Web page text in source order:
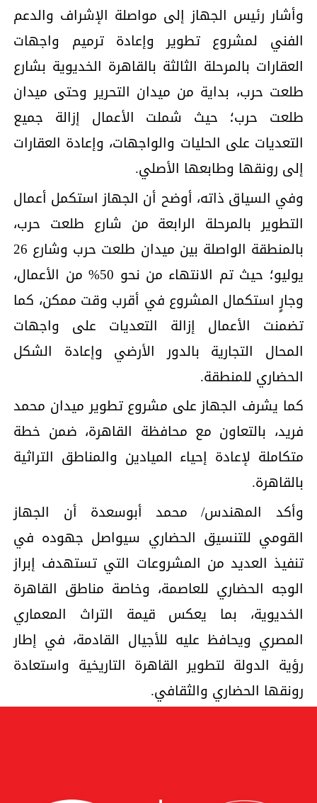
وأشار رئيس الجهاز إلى مواصلة الإشراف والدعم
الفني لمشروع تطوير وإعادة ترميم واجهات
العقارات بالمرحلة الثالثة بالقاهرة الخديوية بشارع
طلعت حرب، بداية من ميدان التحرير وحتى ميدان
طلعت حرب؛ حيث شملت الأعمال إزالة جميع
التعديات على الحليات والواجهات، وإعادة العقارات
إلى رونقها وطابعها الأصلي.
وفي السياق ذاته، أوضح أن الجهاز استكمل أعمال
التطوير بالمرحلة الرابعة من شارع طلعت حرب،
بالمنطقة الواصلة بين ميدان طلعت حرب وشارع 26
يوليو؛ حيث تم الانتهاء من نحو 50% من الأعمال،
وجارٍ استكمال المشروع في أقرب وقت ممكن، كما
تضمنت الأعمال إزالة التعديات على واجهات
المحال التجارية بالدور الأرضي وإعادة الشكل
الحضاري للمنطقة.
كما يشرف الجهاز على مشروع تطوير ميدان محمد
فريد، بالتعاون مع محافظة القاهرة، ضمن خطة
متكاملة لإعادة إحياء الميادين والمناطق التراثية
بالقاهرة.
وأكد المهندس/ محمد أبوسعدة أن الجهاز
القومي للتنسيق الحضاري سيواصل جهوده في
تنفيذ العديد من المشروعات التي تستهدف إبراز
الوجه الحضاري للعاصمة، وخاصة مناطق القاهرة
الخديوية، بما يعكس قيمة التراث المعماري
المصري ويحافظ عليه للأجيال القادمة، في إطار
رؤية الدولة لتطوير القاهرة التاريخية واستعادة
رونقها الحضاري والثقافي.